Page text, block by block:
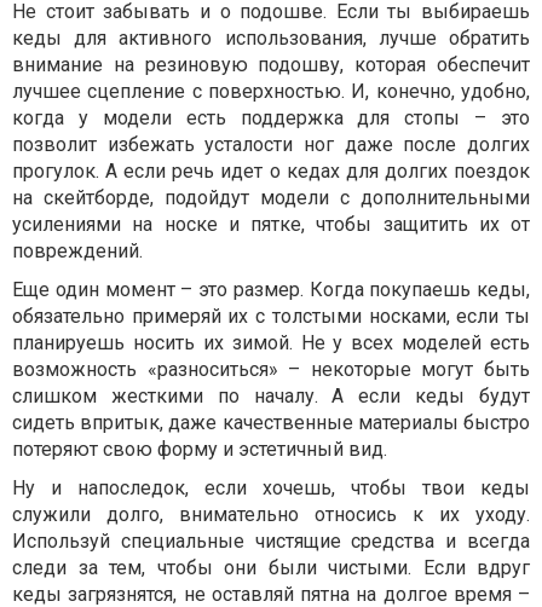
Не стоит забывать и о подошве. Если ты выбираешь
кеды для активного использования, лучше обратить
внимание на резиновую подошву, которая обеспечит
лучшее сцепление с поверхностью. И, конечно, удобно,
когда у модели есть поддержка для стопы – это
позволит избежать усталости ног даже после долгих
прогулок. А если речь идет о кедах для долгих поездок
на скейтборде, подойдут модели с дополнительными
усилениями на носке и пятке, чтобы защитить их от
повреждений.
Еще один момент – это размер. Когда покупаешь кеды,
обязательно примеряй их с толстыми носками, если ты
планируешь носить их зимой. Не у всех моделей есть
возможность «разноситься» – некоторые могут быть
слишком жесткими по началу. А если кеды будут
сидеть впритык, даже качественные материалы быстро
потеряют свою форму и эстетичный вид.
Ну и напоследок, если хочешь, чтобы твои кеды
служили долго, внимательно относись к их уходу.
Используй специальные чистящие средства и всегда
следи за тем, чтобы они были чистыми. Если вдруг
кеды загрязнятся, не оставляй пятна на долгое время –